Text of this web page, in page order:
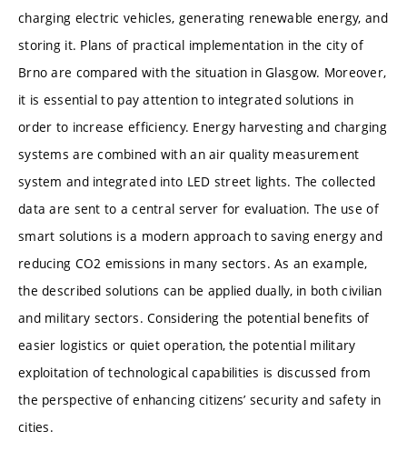
charging electric vehicles, generating renewable energy, and
storing it. Plans of practical implementation in the city of
Brno are compared with the situation in Glasgow. Moreover,
it is essential to pay attention to integrated solutions in
order to increase efficiency. Energy harvesting and charging
systems are combined with an air quality measurement
system and integrated into LED street lights. The collected
data are sent to a central server for evaluation. The use of
smart solutions is a modern approach to saving energy and
reducing CO2 emissions in many sectors. As an example,
the described solutions can be applied dually, in both civilian
and military sectors. Considering the potential benefits of
easier logistics or quiet operation, the potential military
exploitation of technological capabilities is discussed from
the perspective of enhancing citizens’ security and safety in
cities.